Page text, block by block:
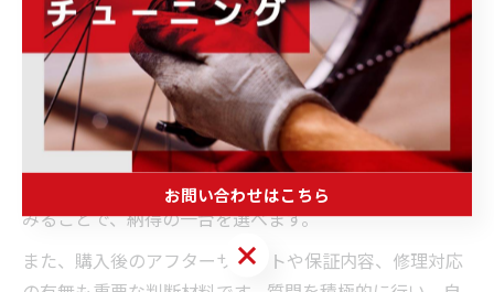
不安」「荷物が多い」「冬でも使いたい」などの要望を
明確にしましょう。
実際に専門店で質問する際は、耐荷重やバッテリー容
量、アシストの強さ、メンテナンスのしやすさなどを具
体的に確認することがポイントです。試乗が可能な店舗
では、坂道や凸凹道でのアシスト感や安定性を体験して
みることで、納得の一台を選べます。
また、購入後のアフターサポートや保証内容、修理対応
お問い合わせはこちら
お問い合わせはこちら